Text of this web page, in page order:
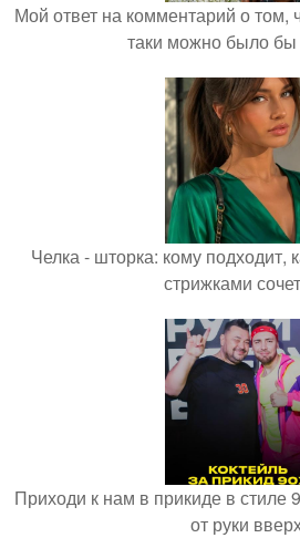
Мой ответ на комментарий о том,
таки можно было бы
Челка - шторка: кому подходит,
стрижками
Приходи к нам в прикиде в стиле
от руки